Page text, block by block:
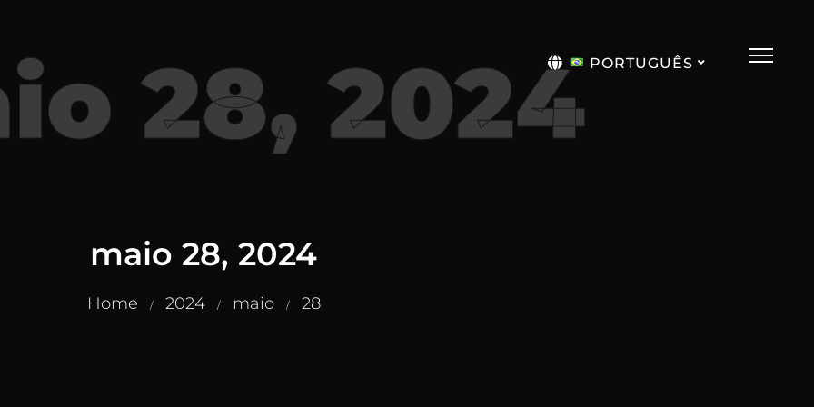
PORTUGUÊS
28, 2024
maio 28, 2024
Home / 2024 / maio / 28